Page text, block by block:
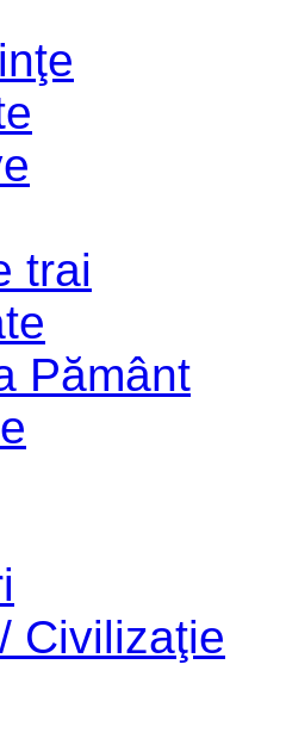
trai
Pământ
Civilizaţie